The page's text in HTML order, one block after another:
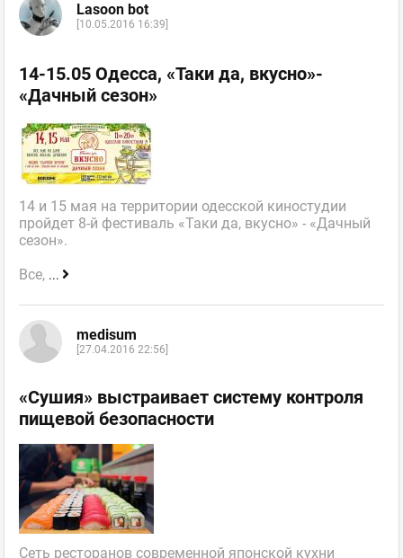
Lasoon bot
[10.05.2016 16:39]
14-15.05 Одесса, «Таки да, вкусно»-
«Дачный сезон»
14 и 15 мая на территории одесской киностудии
пройдет 8-й фестиваль «Таки да, вкусно» - «Дачный
сезон».
Все, ...
medisum
[27.04.2016 22:56]
«Сушия» выстраивает систему контроля
пищевой безопасности
Сеть ресторанов современной японской кухни